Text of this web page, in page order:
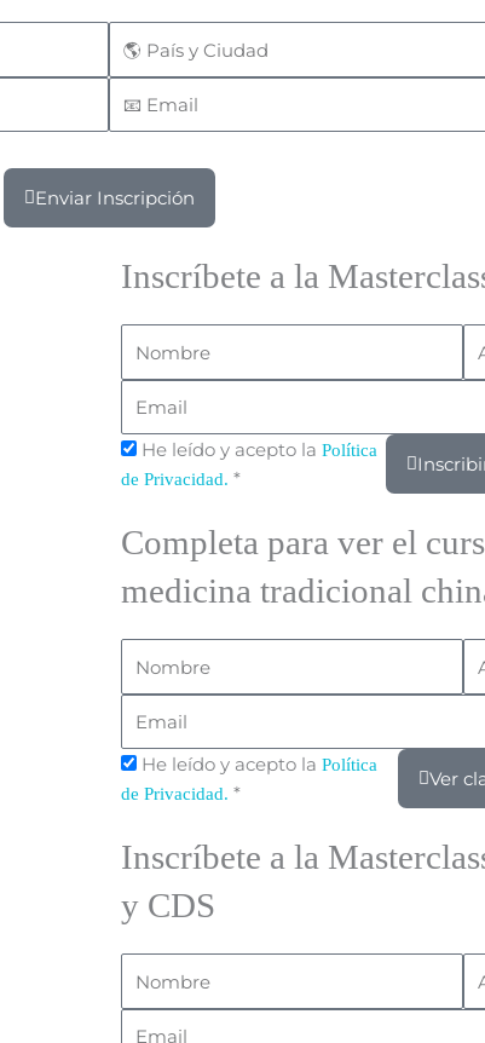
Ciudad
Enviar Inscripción
Inscríbete a la
He leído y acepto la Política
de Privacidad. *
Completa para ver el
medicina tradicional
He leído y acepto la Política
de Privacidad. *
Ver
Inscríbete a la
y CDS